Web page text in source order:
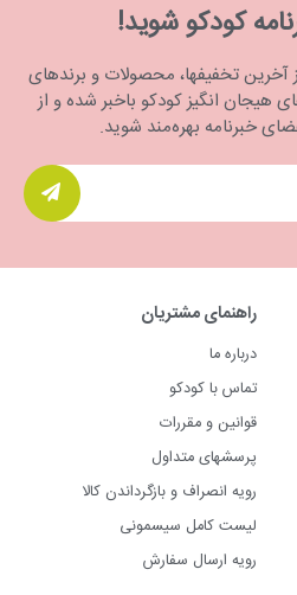
کودکو شوید!
آخرین تخفیفها، محصولات و برندهای
هیجان انگیز کودکو باخبر شده و از
خبرنامه بهره‌مند شوید.
راهنمای مشتریان
درباره ما
تماس با کودکو
قوانین و مقررات
پرسشهای متداول
رویه انصراف و بازگرداندن کالا
لیست کامل سیسمونی
رویه ارسال سفارش